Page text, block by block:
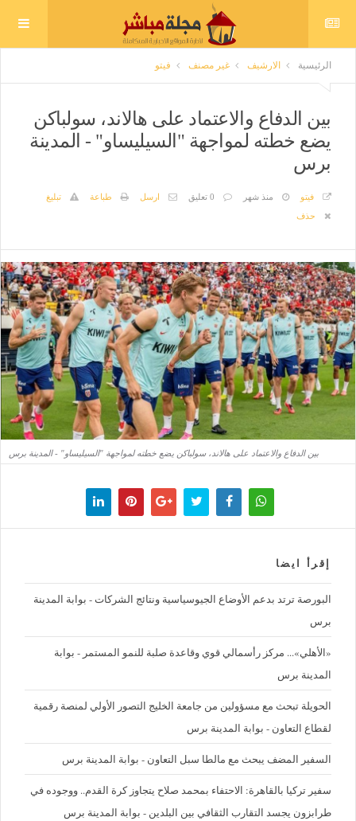
الرئيسية الارشيف غير مصنف فيتو
بين الدفاع والاعتماد على هالاند، سولباكن
يضع خطته لمواجهة "السيليساو" - المدينة
برس
فيتو منذ شهر 0 تعليق ارسل طباعة
تبليغ
حذف
بين الدفاع والاعتماد على هالاند، سولباكن يضع خطته لمواجهة "السيليساو" - المدينة برس
إقرأ ايضا
البورصة ترتد بدعم الأوضاع الجيوسياسية ونتائج الشركات - بوابة المدينة
برس
«الأهلي»... مركز رأسمالي قوي وقاعدة صلبة للنمو المستمر - بوابة
المدينة برس
الحويلة تبحث مع مسؤولين من جامعة الخليج التصور الأولي لمنصة رقمية
لقطاع التعاون - بوابة المدينة برس
السفير المضف يبحث مع مالطا سبل التعاون - بوابة المدينة برس
سفير تركيا بالقاهرة: الاحتفاء بمحمد صلاح يتجاوز كرة القدم.. ووجوده في
طرابزون يجسد التقارب الثقافي بين البلدين - بوابة المدينة برس